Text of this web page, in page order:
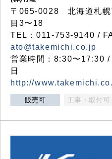
〒065-0028 北海道札幌
目3〜18
TEL：011-753-9140 /
ato@takemichi.co.jp
営業時間：8:30〜17:30 /
日
http://
販売可 工事・取付可